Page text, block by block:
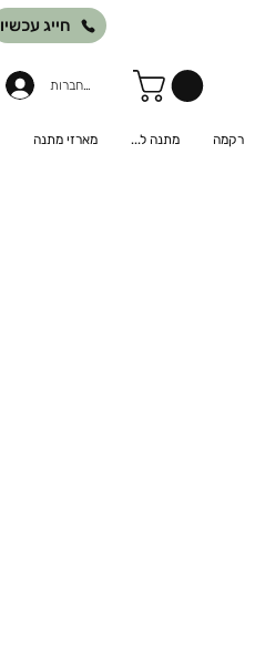
חייג עכשיו
להתחברות
רקמה מתנה ל... מארזי מתנה